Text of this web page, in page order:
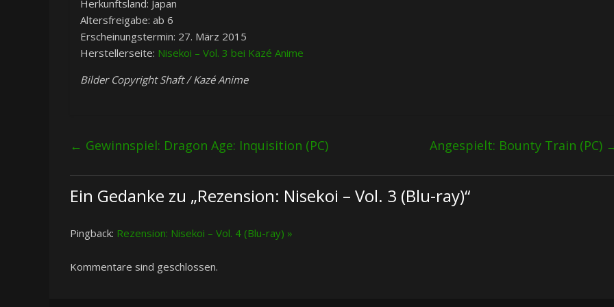
Herkunftsland: Japan
Altersfreigabe: ab 6
Erscheinungstermin: 27. März 2015
Herstellerseite: Nisekoi – Vol. 3 bei Kazé Anime
Bilder Copyright Shaft / Kazé Anime
← Gewinnspiel: Dragon Age: Inquisition (PC) Angespielt: Bounty Train (PC)
Ein Gedanke zu „Rezension: Nisekoi – Vol. 3 (Blu-ray)“
Pingback: Rezension: Nisekoi – Vol. 4 (Blu-ray) »
Kommentare sind geschlossen.